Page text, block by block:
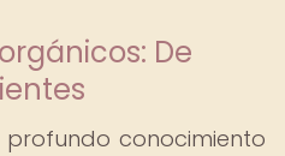
De
conocimiento